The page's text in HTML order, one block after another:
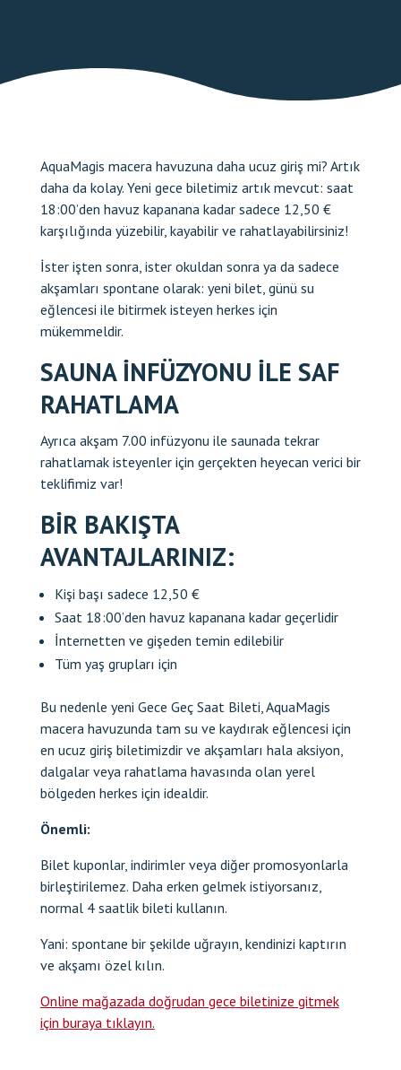
AquaMagis macera havuzuna daha ucuz giriş mi? Artık
daha da kolay. Yeni gece biletimiz artık mevcut: saat
18:00’den havuz kapanana kadar sadece 12,50 €
karşılığında yüzebilir, kayabilir ve rahatlayabilirsiniz!
İster işten sonra, ister okuldan sonra ya da sadece
akşamları spontane olarak: yeni bilet, günü su
eğlencesi ile bitirmek isteyen herkes için
mükemmeldir.
SAUNA INFÜZYONU ILE SAF
RAHATLAMA
Ayrıca akşam 7.00 infüzyonu ile saunada tekrar
rahatlamak isteyenler için gerçekten heyecan verici bir
teklifimiz var!
BIR BAKIŞTA
AVANTAJLARINIZ:
Kişi başı sadece 12,50 €
Saat 18:00’den havuz kapanana kadar geçerlidir
İnternetten ve gişeden temin edilebilir
Tüm yaş grupları için
Bu nedenle yeni Gece Geç Saat Bileti, AquaMagis
macera havuzunda tam su ve kaydırak eğlencesi için
en ucuz giriş biletimizdir ve akşamları hala aksiyon,
dalgalar veya rahatlama havasında olan yerel
bölgeden herkes için idealdir.
Önemli:
Bilet kuponlar, indirimler veya diğer promosyonlarla
birleştirilemez. Daha erken gelmek istiyorsanız,
normal 4 saatlik bileti kullanın.
Yani: spontane bir şekilde uğrayın, kendinizi kaptırın
ve akşamı özel kılın.
Online mağazada doğrudan gece biletinize gitmek
için buraya tıklayın.